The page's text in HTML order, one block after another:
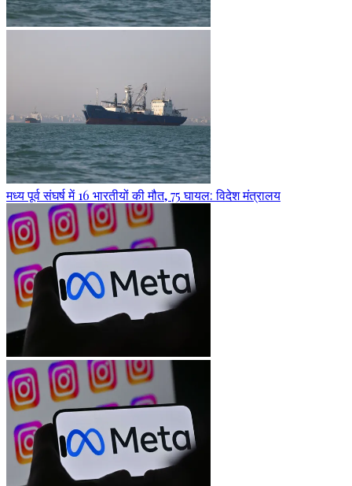
मध्य पूर्व संघर्ष में 16 भारतीयों की मौत, 75 घायल: विदेश मंत्रालय